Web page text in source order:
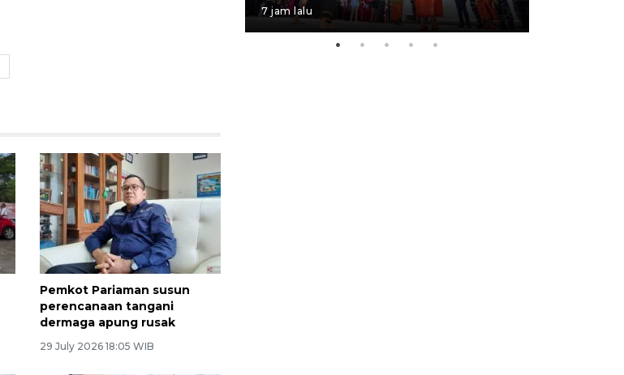
Pemkot Pariaman susun
perencanaan tangani
dermaga apung rusak
29 July 2026 18:05 WIB
7 jam lalu